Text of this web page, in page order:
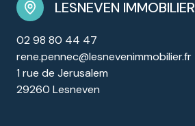
LESNEVEN IMMOBILIER
02 98 80 44 47
rene.pennec@lesnevenimmobilier.fr
1 rue de Jerusalem
29260 Lesneven